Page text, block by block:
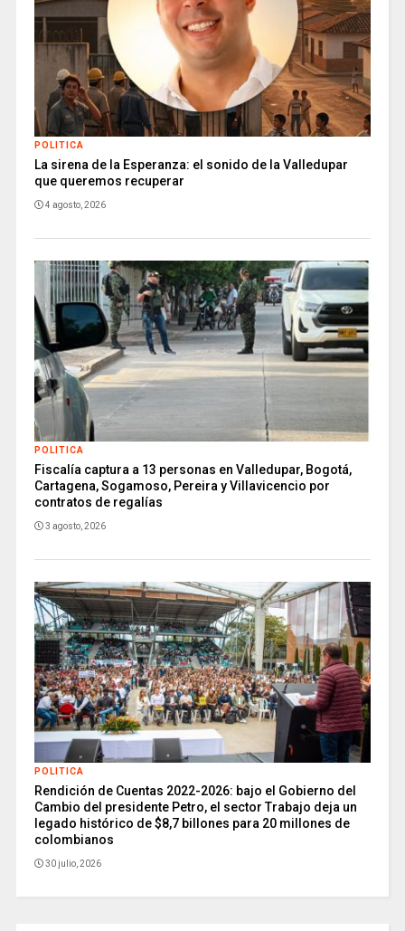
POLITICA
La sirena de la Esperanza: el sonido de la Valledupar
que queremos recuperar
4 agosto, 2026
POLITICA
Fiscalía captura a 13 personas en Valledupar, Bogotá,
Cartagena, Sogamoso, Pereira y Villavicencio por
contratos de regalías
3 agosto, 2026
POLITICA
Rendición de Cuentas 2022-2026: bajo el Gobierno del
Cambio del presidente Petro, el sector Trabajo deja un
legado histórico de $8,7 billones para 20 millones de
colombianos
30 julio, 2026